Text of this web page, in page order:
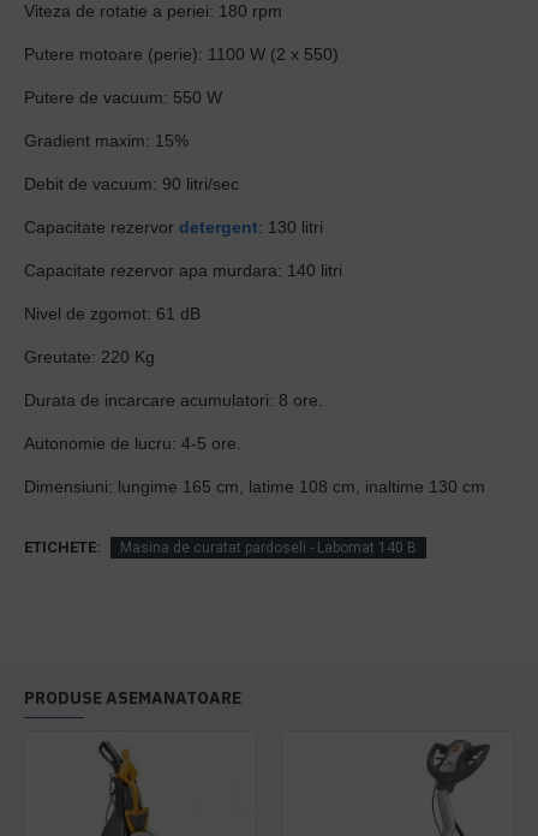
Viteza de rotatie a periei: 180 rpm
Putere motoare (perie): 1100 W (2 x 550)
Putere de vacuum: 550 W
Gradient maxim: 15%
Debit de vacuum: 90 litri/sec
Capacitate rezervor detergent: 130 litri
Capacitate rezervor apa murdara: 140 litri
Nivel de zgomot: 61 dB
Greutate: 220 Kg
Durata de incarcare acumulatori: 8 ore.
Autonomie de lucru: 4-5 ore.
Dimensiuni: lungime 165 cm, latime 108 cm, inaltime 130 cm
ETICHETE: Masina de curatat pardoseli - Labomat 140 B
PRODUSE ASEMANATOARE